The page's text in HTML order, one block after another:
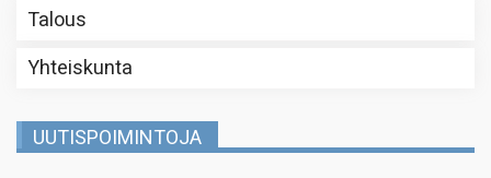
Talous
Yhteiskunta
UUTISPOIMINTOJA